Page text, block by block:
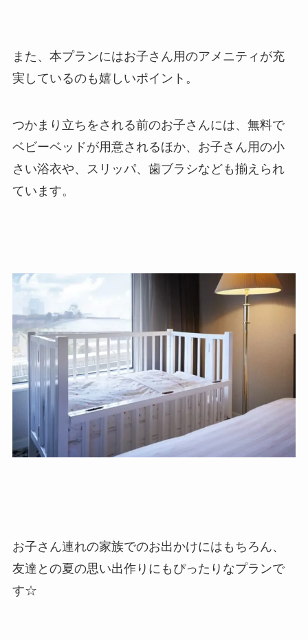
また、本プランにはお子さん用のアメニティが充
実しているのも嬉しいポイント。
つかまり立ちをされる前のお子さんには、無料で
ベビーベッドが用意されるほか、お子さん用の小
さい浴衣や、スリッパ、歯ブラシなども揃えられ
ています。
お子さん連れの家族でのお出かけにはもちろん、
友達との夏の思い出作りにもぴったりなプランで
す☆